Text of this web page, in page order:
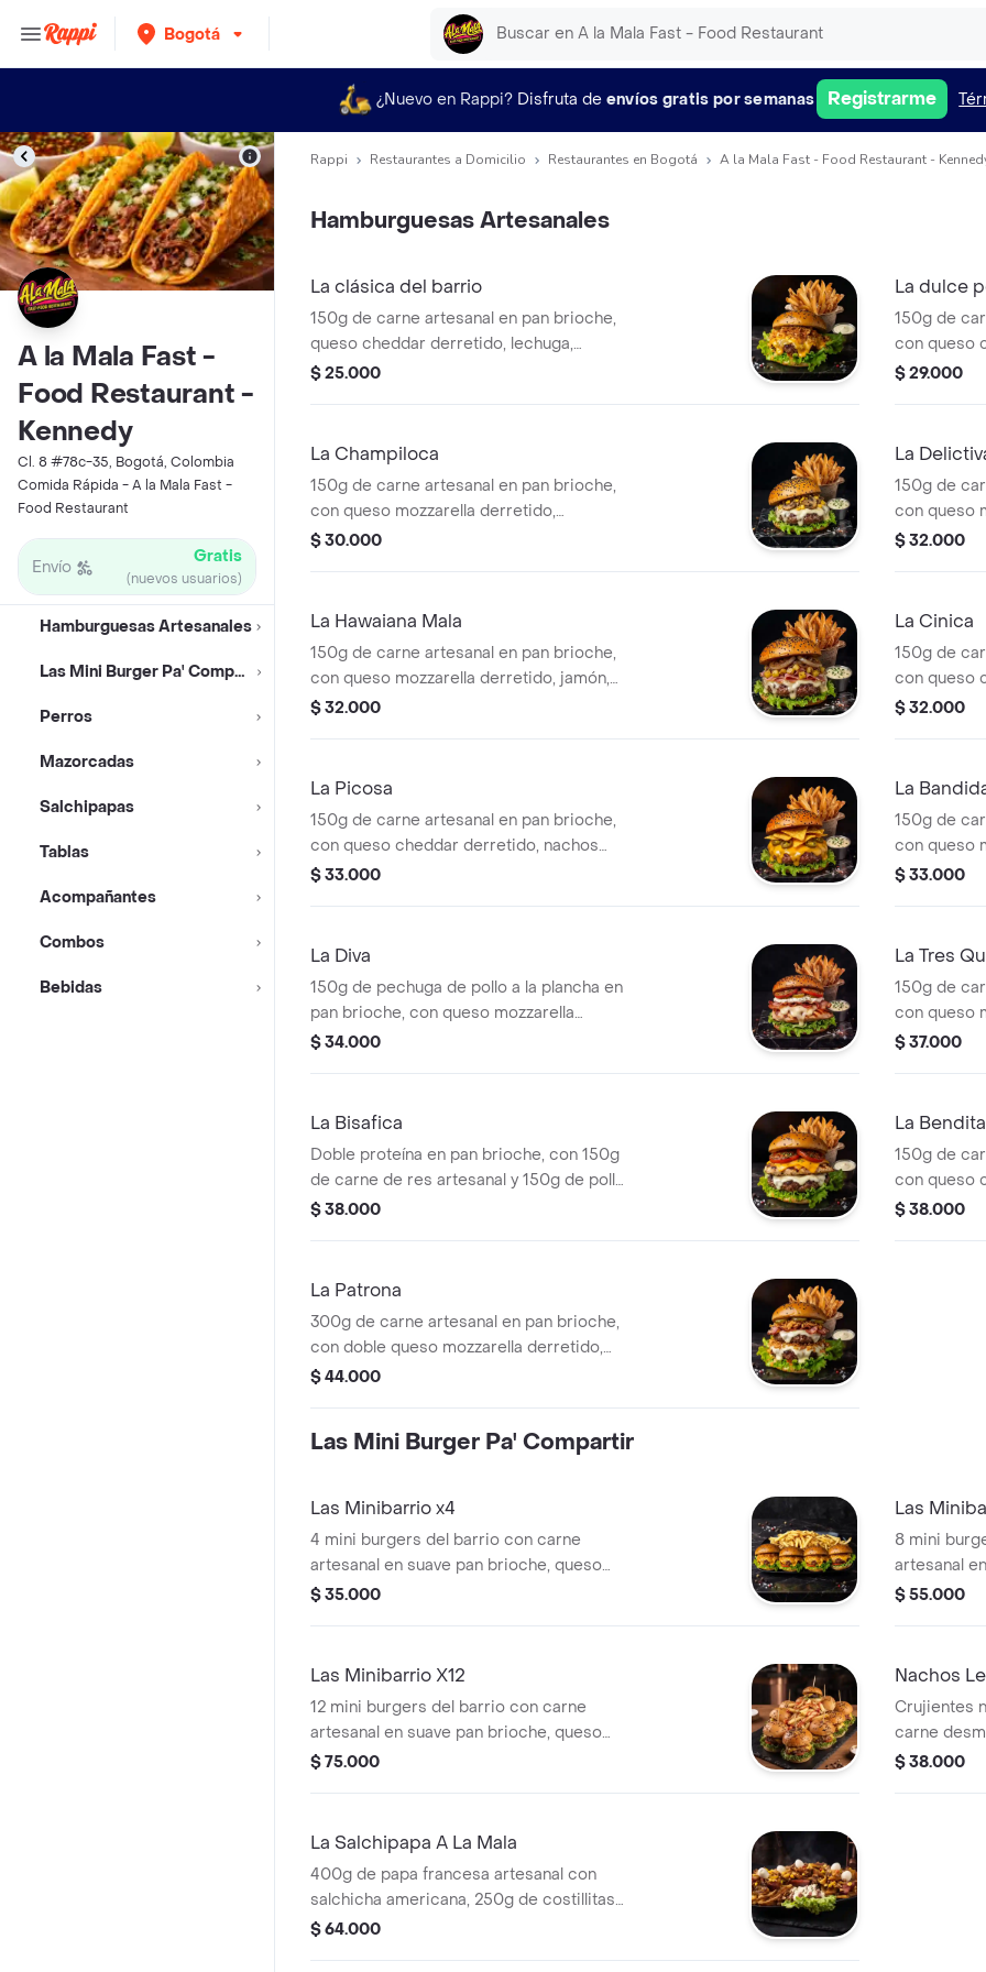
Bogotá
¿Nuevo en Rappi? Disfruta de envíos gratis por semanas Registrarme
A la Mala Fast -
Food Restaurant -
Kennedy
Cl. 8 #78c-35, Bogotá, Colombia
Comida Rápida - A la Mala Fast -
Food Restaurant
Envío Gratis
(nuevos usuarios)
Hamburguesas Artesanales
Las Mini Burger Pa' Compartir
Perros
Mazorcadas
Salchipapas
Tablas
Acompañantes
Combos
Bebidas
Rappi Restaurantes a Domicilio Restaurantes en Bogotá A la Mala Fast - Food Restaurant -
Hamburguesas Artesanales
La clásica del barrio
150g de carne artesanal en pan brioche,
queso cheddar derretido, lechuga,
tomate asado en finas hierbas y cebolla
$ 25.000
La dulce
150g de
con queso
maduro y
$ 29.000
La Champiloca
150g de carne artesanal en pan brioche,
con queso mozzarella derretido,
champiñones y maíz dulce, combinada
$ 30.000
La
150g de
con queso
chicharrón
crocantes.
$ 32.000
La Hawaiana Mala
150g de carne artesanal en pan brioche,
con queso mozzarella derretido, jamón,
piña y cebolla grille, combinada con
$ 32.000
La Cinica
150g de
con queso
aros de
$ 32.000
La Picosa
150g de carne artesanal en pan brioche,
con queso cheddar derretido, nachos
crocantes, jalapeños y lechuga fresca.
$ 33.000
La
150g de
con queso
huevos y
crocantes.
$ 33.000
La Diva
150g de pechuga de pollo a la plancha en
pan brioche, con queso mozzarella
derretido, queso crema, tocineta, lechuga
francesas bien crocantes.
$ 34.000
La Tres
150g de
con queso
cheddar y
crocantes.
$ 37.000
La Bisafica
Doble proteína en pan brioche, con 150g
de carne de res artesanal y 150g de pollo
a la plancha, lechuga fresca, queso
Acompañada de papas francesas bien
$ 38.000
La Bendita
150g de
con queso
plancha,
$ 38.000
La Patrona
300g de carne artesanal en pan brioche,
con doble queso mozzarella derretido,
tocineta, cebolla chip, pepinillos y lechuga
$ 44.000
Las Mini Burger Pa' Compartir
Las Minibarrio x4
4 mini burgers del barrio con carne
artesanal en suave pan brioche, queso
cheddar derretido, lechuga fresca,
francesas bien crocantes.
$ 35.000
Las
8 mini
artesanal
cheddar
francesas
$ 55.000
Las Minibarrio X12
12 mini burgers del barrio con carne
artesanal en suave pan brioche, queso
cheddar derretido, lechuga fresca,
francesas bien crocantes.
$ 75.000
Nachos
Crujientes
carne
gallo,
$ 38.000
La Salchipapa A La Mala
400g de papa francesa artesanal con
salchicha americana, 250g de costillitas
de cerdo, trozos de pollo, carne
$ 64.000